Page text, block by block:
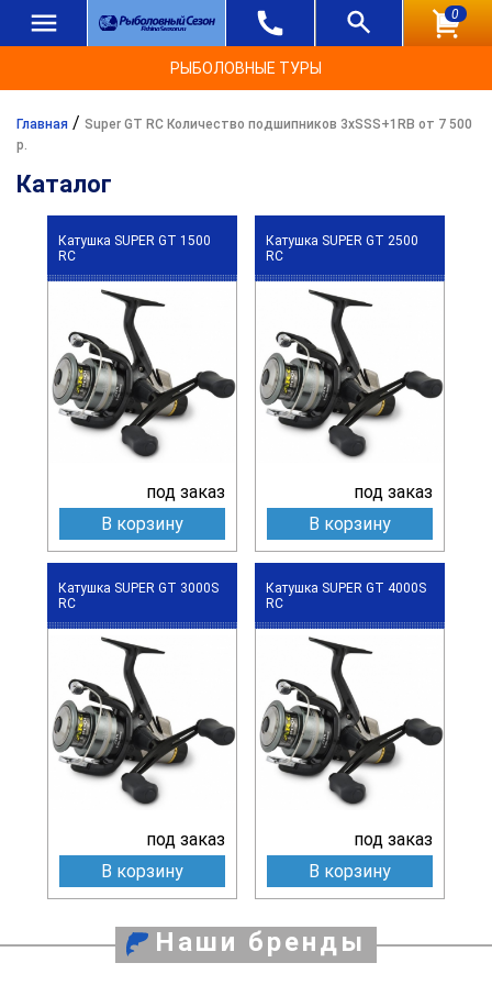
0
РЫБОЛОВНЫЕ ТУРЫ
Главная / Super GT RC Количество подшипников 3xSSS+1RB от 7 500
р.
Каталог
Катушка SUPER GT 1500
RC
под заказ
В корзину
Катушка SUPER GT 2500
RC
под заказ
В корзину
Катушка SUPER GT 3000S
RC
под заказ
В корзину
Катушка SUPER GT 4000S
RC
под заказ
В корзину
Наши бренды